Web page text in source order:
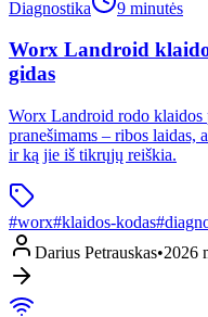
Diagnostika
9 minutės
Worx Landroid
gidas
Worx Landroid rodo klaidos
pranešimams – ribos laidas,
ir ką jie iš tikrųjų reiškia.
#worx#klaidos-kodas#
Darius Petrauskas•2026